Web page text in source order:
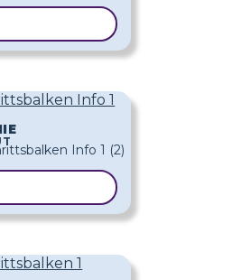
Info 1
1